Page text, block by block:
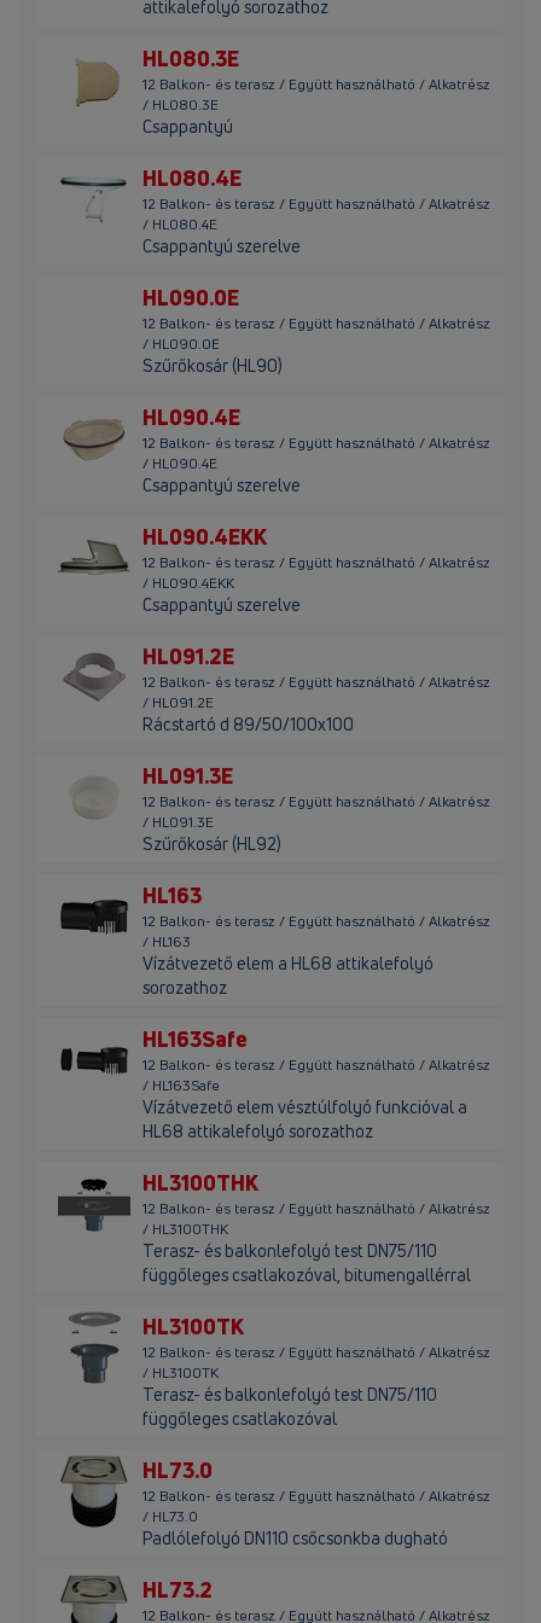
attikalefolyó sorozathoz
HL080.3E
12 Balkon- és terasz / Együtt használható / Alkatrész
/ HL080.3E
Csappantyú
HL080.4E
12 Balkon- és terasz / Együtt használható / Alkatrész
/ HL080.4E
Csappantyú szerelve
HL090.0E
12 Balkon- és terasz / Együtt használható / Alkatrész
/ HL090.0E
Szűrőkosár (HL90)
HL090.4E
12 Balkon- és terasz / Együtt használható / Alkatrész
/ HL090.4E
Csappantyú szerelve
HL090.4EKK
12 Balkon- és terasz / Együtt használható / Alkatrész
/ HL090.4EKK
Csappantyú szerelve
HL091.2E
12 Balkon- és terasz / Együtt használható / Alkatrész
/ HL091.2E
Rácstartó d 89/50/100x100
HL091.3E
12 Balkon- és terasz / Együtt használható / Alkatrész
/ HL091.3E
Szűrőkosár (HL92)
HL163
12 Balkon- és terasz / Együtt használható / Alkatrész
/ HL163
Vízátvezető elem a HL68 attikalefolyó
sorozathoz
HL163Safe
12 Balkon- és terasz / Együtt használható / Alkatrész
/ HL163Safe
Vízátvezető elem vésztúlfolyó funkcióval a
HL68 attikalefolyó sorozathoz
HL3100THK
12 Balkon- és terasz / Együtt használható / Alkatrész
/ HL3100THK
Terasz- és balkonlefolyó test DN75/110
függőleges csatlakozóval, bitumengallérral
HL3100TK
12 Balkon- és terasz / Együtt használható / Alkatrész
/ HL3100TK
Terasz- és balkonlefolyó test DN75/110
függőleges csatlakozóval
HL73.0
12 Balkon- és terasz / Együtt használható / Alkatrész
/ HL73.0
Padlólefolyó DN110 csőcsonkba dugható
HL73.2
12 Balkon- és terasz / Együtt használható / Alkatrész